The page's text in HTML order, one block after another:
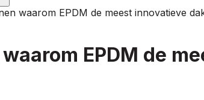
waarom ​EPDM de meest innovatieve
​EPDM de